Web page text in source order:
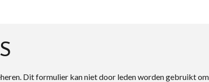
Dit formulier kan niet door leden worden gebruikt